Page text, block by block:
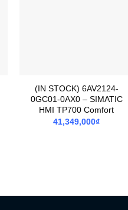
(IN STOCK) 6AV2124-
0GC01-0AX0 – SIMATIC
HMI TP700 Comfort
41,349,000₫